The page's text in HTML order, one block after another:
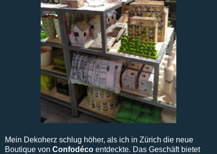
Mein Dekoherz schlug höher, als ich in Zürich die neue
Boutique von Confodéco entdeckte. Das Geschäft bietet